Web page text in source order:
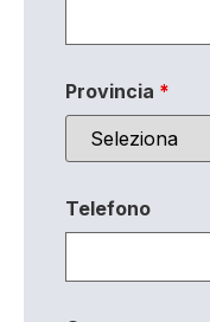
Provincia *
Telefono